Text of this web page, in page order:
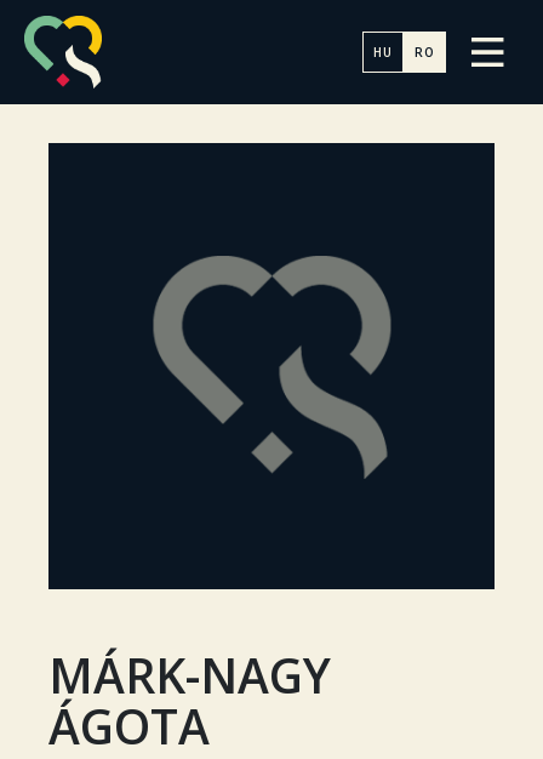
HU RO
MÁRK-NAGY
ÁGOTA